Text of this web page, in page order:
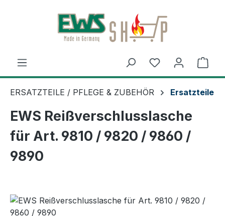
Zum Hauptinhalt springen
ERSATZTEILE / PFLEGE & ZUBEHÖR Ersatzteile
EWS Reißverschlusslasche
für Art. 9810 / 9820 / 9860 /
9890